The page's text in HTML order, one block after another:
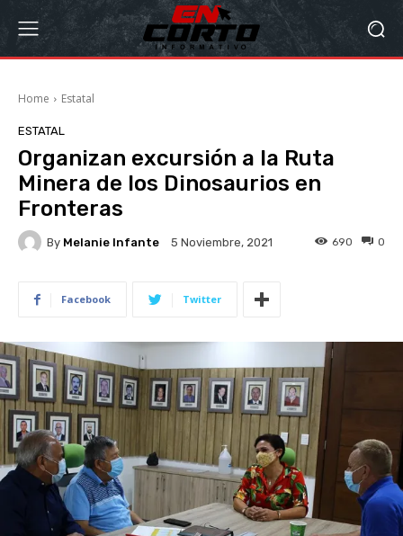
Home Estatal
ESTATAL
Organizan excursión a la Ruta
Minera de los Dinosaurios en
Fronteras
By Melanie Infante 5 Noviembre, 2021 0
690
Facebook Twitter